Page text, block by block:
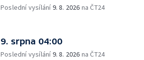
Poslední vysílání9. 8. 2026 na ČT24
9. srpna 04:00
Poslední vysílání9. 8. 2026 na ČT24